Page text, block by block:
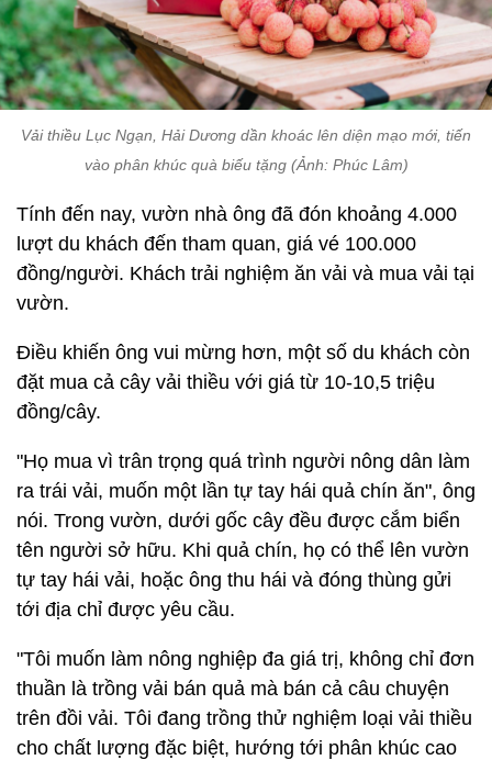
Vải thiều Lục Ngạn, Hải Dương dần khoác lên diện mạo mới, tiến
vào phân khúc quà biếu tặng (Ảnh: Phúc Lâm)
Tính đến nay, vườn nhà ông đã đón khoảng 4.000
lượt du khách đến tham quan, giá vé 100.000
đồng/người. Khách trải nghiệm ăn vải và mua vải tại
vườn.
Điều khiến ông vui mừng hơn, một số du khách còn
đặt mua cả cây vải thiều với giá từ 10-10,5 triệu
đồng/cây.
"Họ mua vì trân trọng quá trình người nông dân làm
ra trái vải, muốn một lần tự tay hái quả chín ăn", ông
nói. Trong vườn, dưới gốc cây đều được cắm biển
tên người sở hữu. Khi quả chín, họ có thể lên vườn
tự tay hái vải, hoặc ông thu hái và đóng thùng gửi
tới địa chỉ được yêu cầu.
"Tôi muốn làm nông nghiệp đa giá trị, không chỉ đơn
thuần là trồng vải bán quả mà bán cả câu chuyện
trên đồi vải. Tôi đang trồng thử nghiệm loại vải thiều
cho chất lượng đặc biệt, hướng tới phân khúc cao